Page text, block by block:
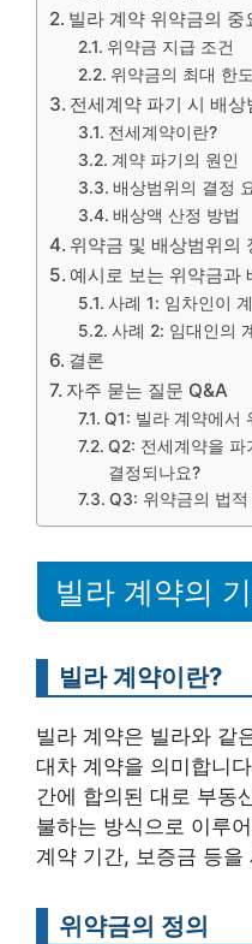
빌라 계약 위약금의 중
위약금 지급 조건
위약금의 최대 한도
전세계약 파기 시 배상
전세계약이란?
계약 파기의 원인
배상범위의 결정
배상액 산정 방법
위약금 및 배상범위의
예시로 보는 위약금과
사례 1: 임차인이
사례 2: 임대인의
결론
자주 묻는 질문 Q&A
Q1: 빌라 계약에서
Q2: 전세계약을 파
결정되나요?
Q3: 위약금의 법
빌라 계약의
빌라 계약이란?
빌라 계약은 빌라와 같
대차 계약을 의미합니
간에 합의된 대로 부동
불하는 방식으로 이루
계약 기간, 보증금 등
위약금의 정의